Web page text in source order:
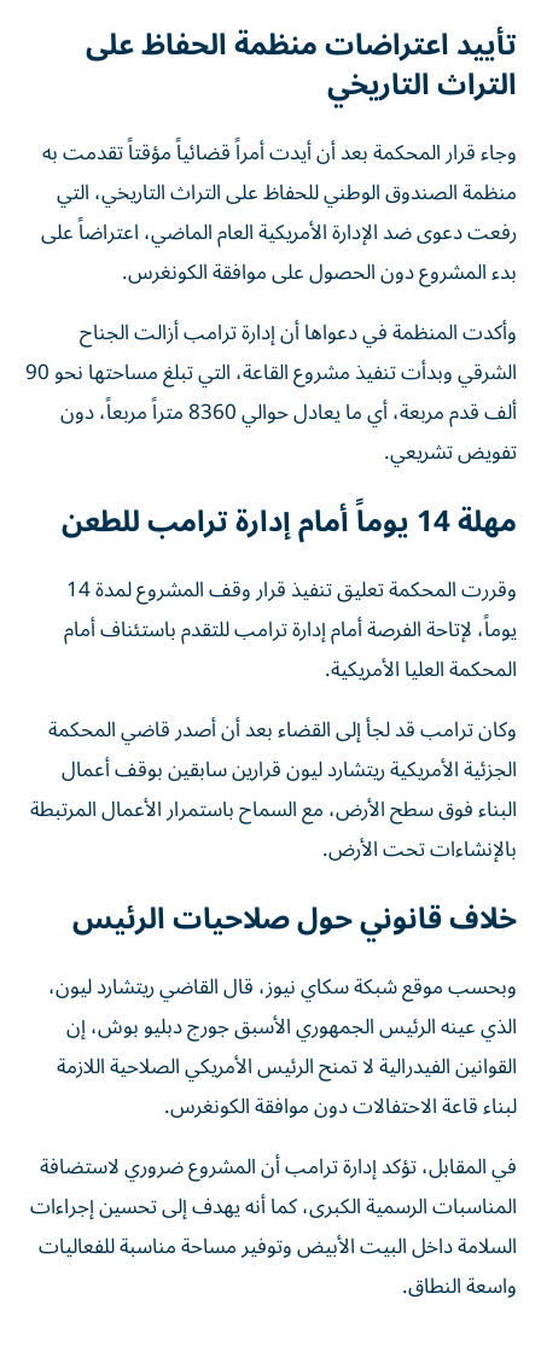
تأييد اعتراضات منظمة الحفاظ على
التراث التاريخي
وجاء قرار المحكمة بعد أن أيدت أمراً قضائياً مؤقتاً تقدمت به
منظمة الصندوق الوطني للحفاظ على التراث التاريخي، التي
رفعت دعوى ضد الإدارة الأمريكية العام الماضي، اعتراضاً على
بدء المشروع دون الحصول على موافقة الكونغرس.
وأكدت المنظمة في دعواها أن إدارة ترامب أزالت الجناح
الشرقي وبدأت تنفيذ مشروع القاعة، التي تبلغ مساحتها نحو 90
ألف قدم مربعة، أي ما يعادل حوالي 8360 متراً مربعاً، دون
تفويض تشريعي.
مهلة 14 يوماً أمام إدارة ترامب للطعن
وقررت المحكمة تعليق تنفيذ قرار وقف المشروع لمدة 14
يوماً، لإتاحة الفرصة أمام إدارة ترامب للتقدم باستئناف أمام
المحكمة العليا الأمريكية.
وكان ترامب قد لجأ إلى القضاء بعد أن أصدر قاضي المحكمة
الجزئية الأمريكية ريتشارد ليون قرارين سابقين بوقف أعمال
البناء فوق سطح الأرض، مع السماح باستمرار الأعمال المرتبطة
بالإنشاءات تحت الأرض.
خلاف قانوني حول صلاحيات الرئيس
وبحسب موقع شبكة سكاي نيوز، قال القاضي ريتشارد ليون،
الذي عينه الرئيس الجمهوري الأسبق جورج دبليو بوش، إن
القوانين الفيدرالية لا تمنح الرئيس الأمريكي الصلاحية اللازمة
لبناء قاعة الاحتفالات دون موافقة الكونغرس.
في المقابل، تؤكد إدارة ترامب أن المشروع ضروري لاستضافة
المناسبات الرسمية الكبرى، كما أنه يهدف إلى تحسين إجراءات
السلامة داخل البيت الأبيض وتوفير مساحة مناسبة للفعاليات
واسعة النطاق.